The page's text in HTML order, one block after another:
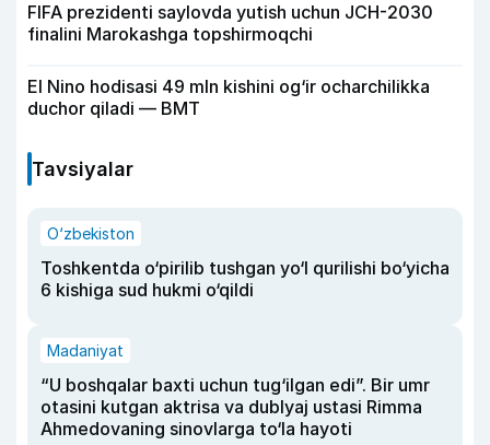
FIFA prezidenti saylovda yutish uchun JCH-2030
finalini Marokashga topshirmoqchi
El Nino hodisasi 49 mln kishini og‘ir ocharchilikka
duchor qiladi — BMT
Tavsiyalar
O‘zbekiston
Toshkentda o‘pirilib tushgan yo‘l qurilishi bo‘yicha
6 kishiga sud hukmi o‘qildi
Madaniyat
“U boshqalar baxti uchun tug‘ilgan edi”. Bir umr
otasini kutgan aktrisa va dublyaj ustasi Rimma
Ahmedovaning sinovlarga to‘la hayoti